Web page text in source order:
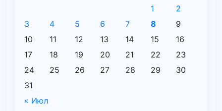
« Июл
1
2
3
4 5 6 7 8
9
10
11 12 13 14 15
16
17
18 19 20 21 22
23
24
25 26 27 28 29
30
31